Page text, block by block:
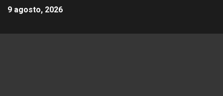
9 agosto, 2026